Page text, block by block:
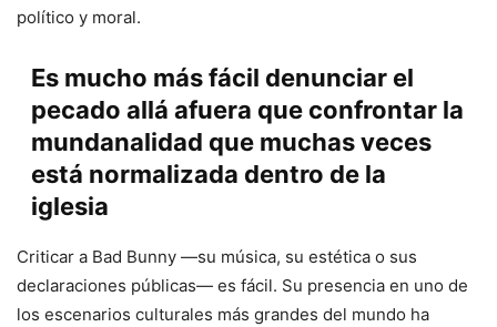
político y moral.
Es mucho más fácil denunciar el
pecado allá afuera que confrontar la
mundanalidad que muchas veces
está normalizada dentro de la
iglesia
Criticar a Bad Bunny —su música, su estética o sus
declaraciones públicas— es fácil. Su presencia en uno de
los escenarios culturales más grandes del mundo ha